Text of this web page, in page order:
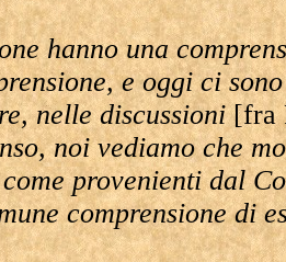
hanno una
e oggi ci
nelle discussioni[fra
noi vediamo che
provenienti dal
comprensione di